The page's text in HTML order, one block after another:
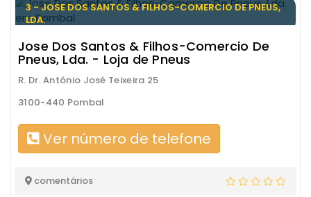
3 - JOSE DOS SANTOS & FILHOS-COMERCIO DE PNEUS,
LDA.
Jose Dos Santos & Filhos-Comercio De
Pneus, Lda. - Loja de Pneus
R. Dr. António José Teixeira 25
3100-440 Pombal
Ver número de telefone
comentários